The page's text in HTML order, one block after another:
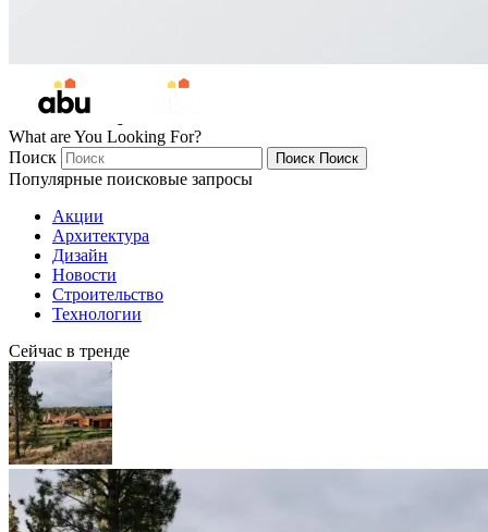
What are You Looking For?
Поиск
Поиск Поиск
Популярные поисковые запросы
Акции
Архитектура
Дизайн
Новости
Строительство
Технологии
Сейчас в тренде